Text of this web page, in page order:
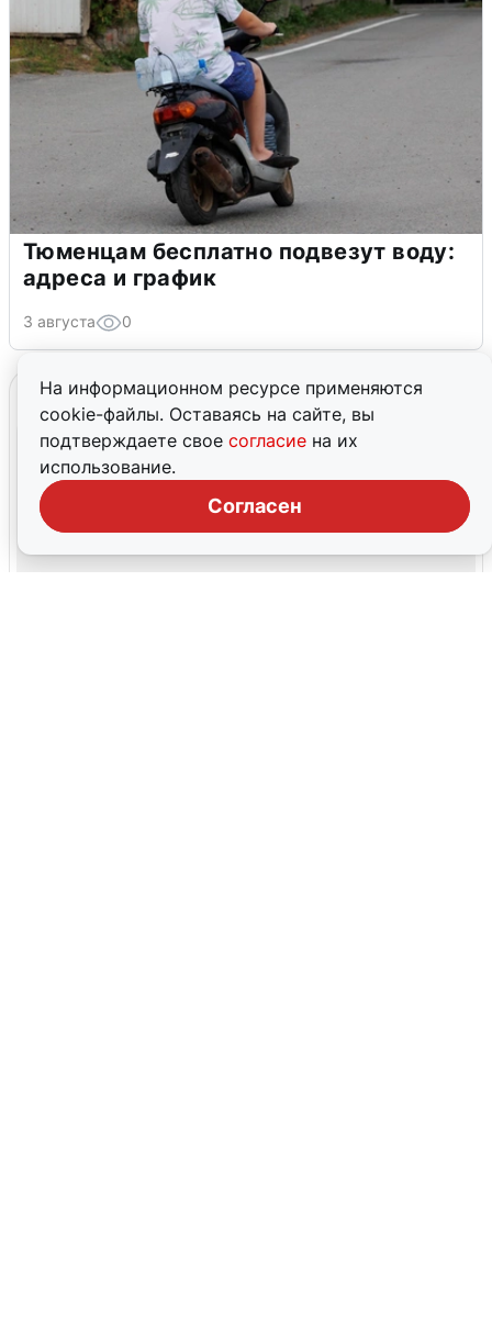
На информационном ресурсе применяются
cookie-файлы. Оставаясь на сайте, вы
подтверждаете свое согласие на их
использование.
Согласен
Тюменцам бесплатно подвезут воду:
адреса и график
3 августа 0